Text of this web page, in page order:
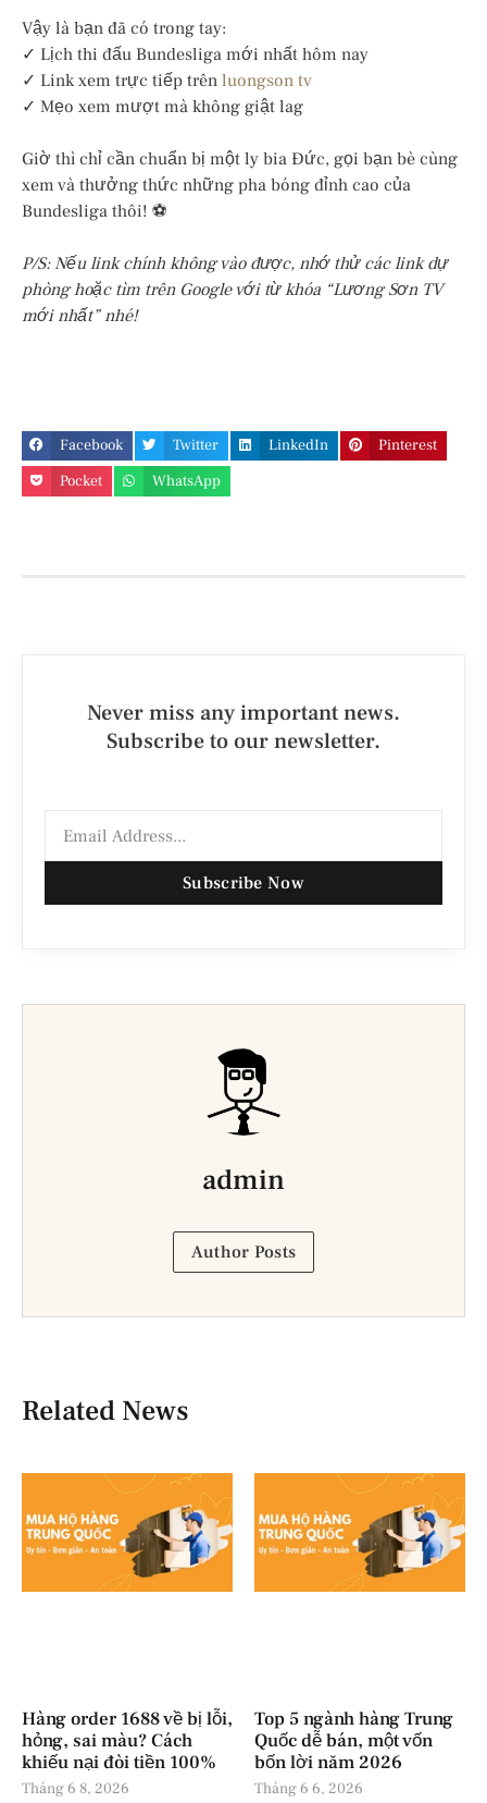
Vậy là bạn đã có trong tay:
✓ Lịch thi đấu Bundesliga mới nhất hôm nay
✓ Link xem trực tiếp trên luongson tv
✓ Mẹo xem mượt mà không giật lag
Giờ thì chỉ cần chuẩn bị một ly bia Đức, gọi bạn bè cùng
xem và thưởng thức những pha bóng đỉnh cao của
Bundesliga thôi! ⚽
P/S: Nếu link chính không vào được, nhớ thử các link dự
phòng hoặc tìm trên Google với từ khóa “Lương Sơn TV
mới nhất” nhé!
Facebook Twitter LinkedIn
Pinterest
Pocket
WhatsApp
Never miss any important news.
Subscribe to our newsletter.
Subscribe Now
admin
Author Posts
Related News
Hàng order 1688 về bị lỗi,
hỏng, sai màu? Cách
khiếu nại đòi tiền 100%
Tháng 6 8, 2026
Top 5 ngành hàng Trung
Quốc dễ bán, một vốn
bốn lời năm 2026
Tháng 6 6, 2026